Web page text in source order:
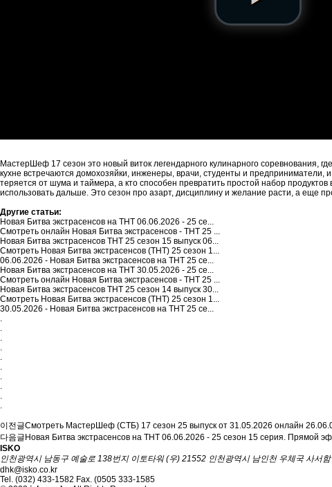
МастерШеф 17 сезон это новый виток легендарного кулинарного соревнования,
кухне встречаются домохозяйки, инженеры, врачи, студенты и
теряется от шума и таймера, а кто способен превратить простой набор
использовать дальше. Это сезон про азарт, дисциплину и желание расти, а еще
Другие статьи:
Новая Битва экстрасенсов на ТНТ 06.06.2026 - 25 се...
Смотреть онлайн Новая Битва экстрасенсов - ТНТ 25 ...
Новая Битва экстрасенсов ТНТ 25 сезон 15 выпуск 06...
Смотреть Новая Битва экстрасенсов (ТНТ) 25 сезон 1...
06.06.2026 - Новая Битва экстрасенсов на ТНТ 25 се...
Новая Битва экстрасенсов на ТНТ 30.05.2026 - 25 се...
Смотреть онлайн Новая Битва экстрасенсов - ТНТ 25 ...
Новая Битва экстрасенсов ТНТ 25 сезон 14 выпуск 30...
Смотреть Новая Битва экстрасенсов (ТНТ) 25 сезон 1...
30.05.2026 - Новая Битва экстрасенсов на ТНТ 25 се...
.
.
.
.
.
.
.
.
.
.
이전글Смотреть МастерШеф (СТБ) 17 сезон 25 выпуск от 31.05.2026 онлайн
다음글 Новая Битва экстрасенсов на ТНТ 06.06.2026 - 25 сезон 15 серия. Прямой
ISKO
인천광역시 남동구 예술로 138번지 이토타워 (우) 21552 인천광역시 남인천 우체국 사서
dhk@isko.co.kr
Tel. (032) 433-1582 Fax. (0505 333-1585